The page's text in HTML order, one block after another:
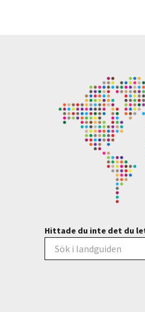
Hittade du inte det du